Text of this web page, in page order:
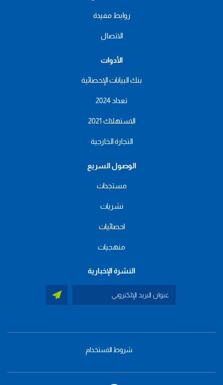
روابط مفيدة
الاتصال
الأدوات
بنك البيانات الإحصائية
تعداد 2024
الاستهلاك 2021
التجارة الخارجية
الوصول السريع
مستجدات
نشريات
احصائيات
منهجيات
النشرة الإخبارية
footer
شروط الاستخدام